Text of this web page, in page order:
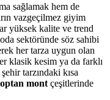
sağlamak hem de
vazgeçilmez giyim
yüksek kalite ve trend
sektöründe söz sahibi
her tarza uygun olan
klasik kesim ya da farklı
tarzındaki kısa
mont çeşitlerinde